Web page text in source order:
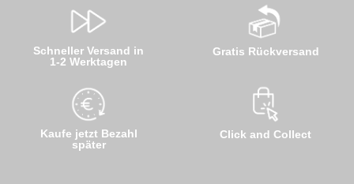
Schneller Versand in
1-2 Werktagen
Kaufe jetzt Bezahl
später
Gratis Rückversand
Click and Collect